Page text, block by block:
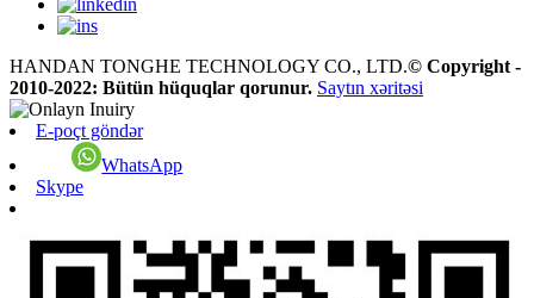
HANDAN TONGHE TECHNOLOGY CO., LTD.© Copyright -
2010-2022: Bütün hüquqlar qorunur. Saytın xəritəsi
E-poçt göndər
WhatsApp
Skype